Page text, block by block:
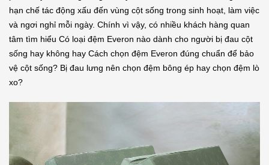
hạn chế tác động xấu đến vùng cột sống trong sinh hoạt, làm việc
và ngơi nghỉ mỗi ngày. Chính vì vậy, có nhiều khách hàng quan
tâm tìm hiểu Có loại đệm Everon nào dành cho người bị đau cột
sống hay không hay Cách chọn đệm Everon đúng chuẩn để bảo
vệ cột sống? Bị đau lưng nên chọn đệm bông ép hay chọn đệm lò
xo?